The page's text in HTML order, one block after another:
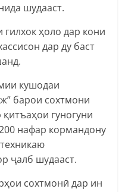
шудааст.
гилхок ҳоло дар кони
дар ду баст
кушодаи
барои сохтмони
гуногуни
нафар кормандону
ҷалб шудааст.
сохтмонӣ дар ин